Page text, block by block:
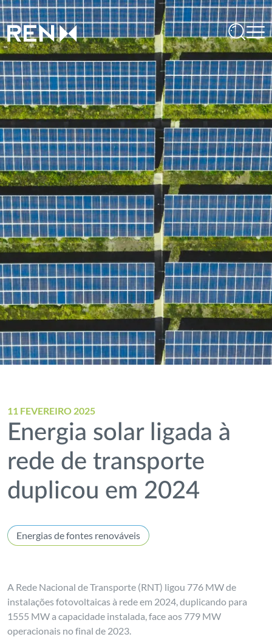
11 FEVEREIRO 2025
Energia solar ligada à
rede de transporte
duplicou em 2024
Energias de fontes renováveis
A Rede Nacional de Transporte (RNT) ligou 776 MW de
instalações fotovoltaicas à rede em 2024, duplicando para
1555 MW a capacidade instalada, face aos 779 MW
operacionais no final de 2023.